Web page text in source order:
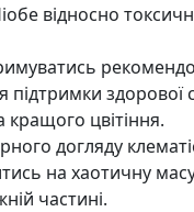
відносно
підтримки здорової
кращого цвітіння.
догляду
на хаотичну
частині.